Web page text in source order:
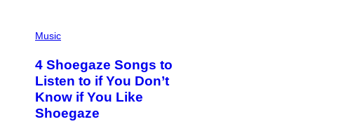
M
A
E
H
O
B
Y
S
C
O
Music
4 Shoegaze Songs to
Listen to if You Don’t
Know if You Like
Shoegaze